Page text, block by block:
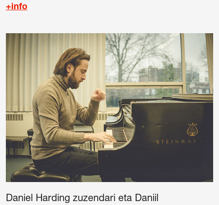
+info
Daniel Harding zuzendari eta Daniil